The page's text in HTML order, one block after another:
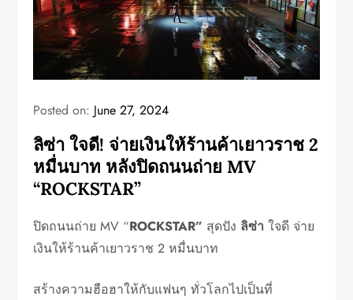
Posted on: June 27, 2024
ลิซ่า ใจดี! จ่ายเงินให้ร้านค้าเยาวราช 2
หมื่นบาท หลังปิดถนนถ่าย MV
“ROCKSTAR”
ปิดถนนถ่าย MV “ROCKSTAR” สุดปัง ลิซ่า ใจดี จ่าย
เงินให้ร้านค้าเยาวราช 2 หมื่นบาท
สร้างความฮือฮาให้กับแฟนๆ ทั่วโลกไปเป็นที่